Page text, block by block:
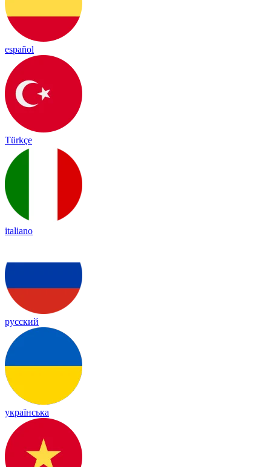
español
Türkçe
italiano
русский
українська